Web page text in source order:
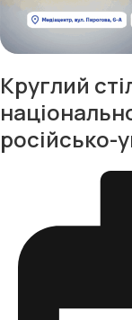
Круглий
російсько-